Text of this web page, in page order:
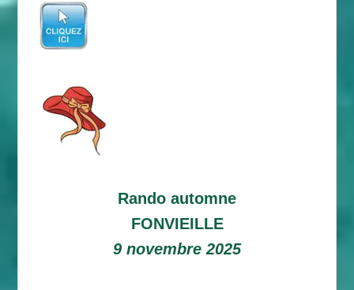
Rando automne
FONVIEILLE
9 novembre 2025